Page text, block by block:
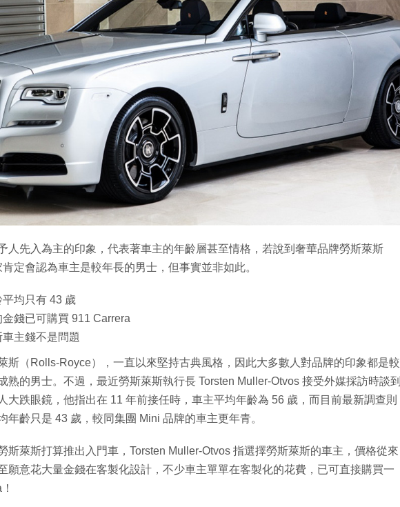
人先入為主的印象，代表著車主的年齡層甚至情格，若說到奢華品牌勞斯萊斯
定會認為車主是較年長的男士，但事實並非如此。
均只有 43 歲
錢已可購買 911 Carrera
主錢不是問題
斯（Rolls-Royce），一直以來堅持古典風格，因此大多數人對品牌的印象都是較
熟的男士。不過，最近勞斯萊斯執行長 Torsten Muller-Otvos 接受外媒採訪時談到
大跌眼鏡，他指出在 11 年前接任時，車主平均年齡為 56 歲，而目前最新調查則
年齡只是 43 歲，較同集團 Mini 品牌的車主更年青。
斯萊斯打算推出入門車，Torsten Muller-Otvos 指選擇勞斯萊斯的車主，價格從來
願意花大量金錢在客製化設計，不少車主單單在客製化的花費，已可直接購買一